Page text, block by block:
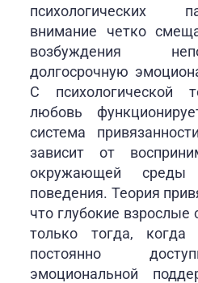
психологических
внимание четко
возбуждения
долгосрочную
С психологической
любовь
система
зависит от
окружающей среды
поведения. Теория
что глубокие взрослые
только тогда, когда
постоянно
эмоциональной